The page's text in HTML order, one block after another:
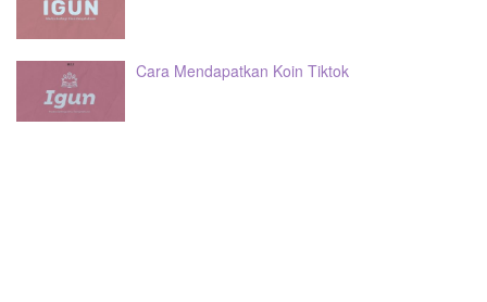
Cara Mendapatkan Koin Tiktok